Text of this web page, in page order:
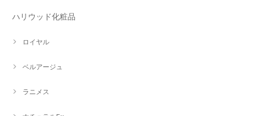
ハリウッド化粧品
ロイヤル
ベルアージュ
ラニメス